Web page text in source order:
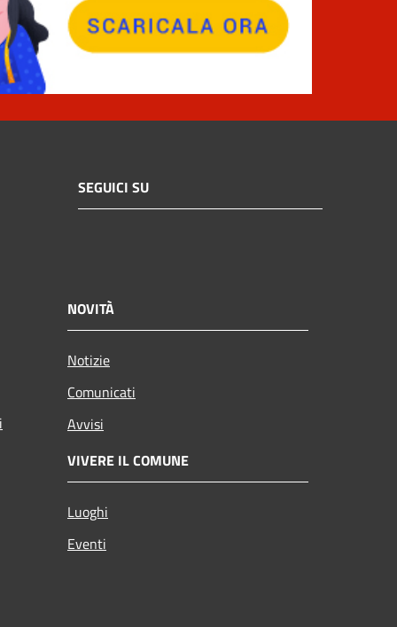
SEGUICI SU
NOVITÀ
Notizie
Comunicati
Avvisi
VIVERE IL COMUNE
Luoghi
Eventi